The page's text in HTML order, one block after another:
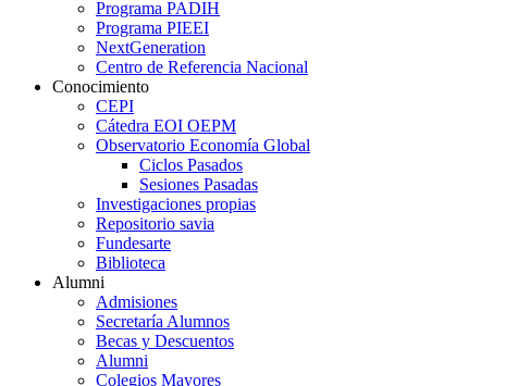
Programa PADIH
Programa PIEEI
NextGeneration
Centro de Referencia Nacional
Conocimiento
CEPI
Cátedra EOI OEPM
Observatorio Economía Global
Ciclos Pasados
Sesiones Pasadas
Investigaciones propias
Repositorio savia
Fundesarte
Biblioteca
Alumni
Admisiones
Secretaría Alumnos
Becas y Descuentos
Alumni
Colegios Mayores